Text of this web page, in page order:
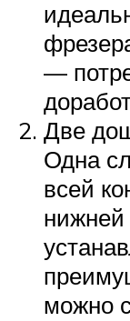
—
Две
Одна
всей
нижней
можно